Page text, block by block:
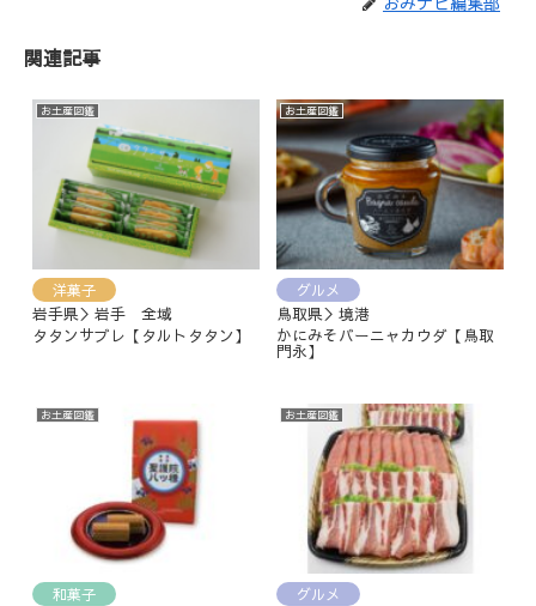
関連記事
お土産図鑑
洋菓子
岩手県＞岩手 全域
タタンサブレ【タルトタタン】
お土産図鑑
グルメ
鳥取県＞境港
かにみそバーニャカウダ【鳥取
門永】
お土産図鑑
和菓子
お土産図鑑
グルメ